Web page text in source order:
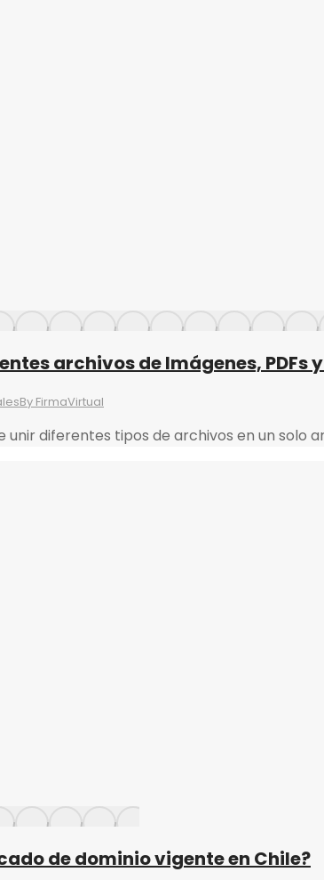
archivos de Imágenes, PDFs
By FirmaVirtual
unir diferentes tipos de archivos en un
de dominio vigente en Chile?